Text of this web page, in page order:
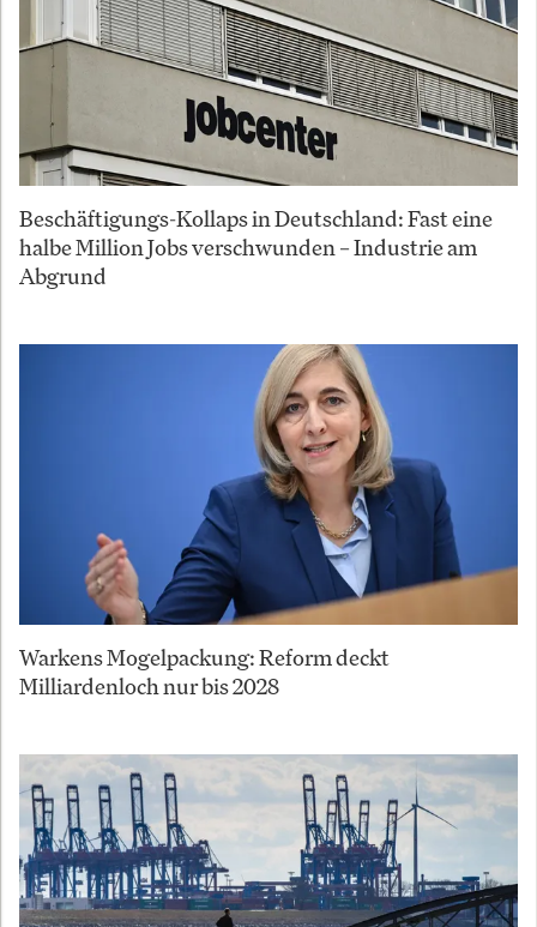
Beschäftigungs-Kollaps in Deutschland: Fast eine
halbe Million Jobs verschwunden – Industrie am
Abgrund
Warkens Mogelpackung: Reform deckt
Milliardenloch nur bis 2028